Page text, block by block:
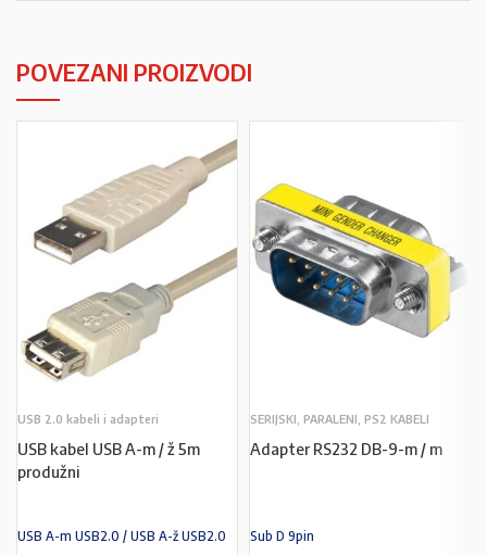
POVEZANI PROIZVODI
USB 2.0 kabeli i adapteri
USB kabel USB A-m / ž 5m
produžni
USB A-m USB2.0 / USB A-ž USB2.0
SERIJSKI, PARALENI, PS2 KABELI
Adapter RS232 DB-9-m / m
Sub D 9pin